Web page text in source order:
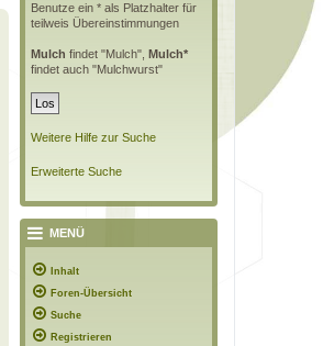
Benutze ein * als Platzhalter für
teilweis Übereinstimmungen
Mulch findet "Mulch", Mulch*
findet auch "Mulchwurst"
Weitere Hilfe zur Suche
Erweiterte Suche
MENÜ
Inhalt
Foren-Übersicht
Suche
Registrieren